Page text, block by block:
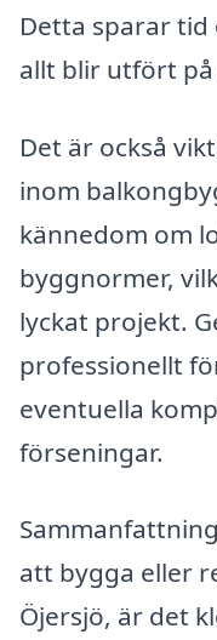
Detta sparar
allt blir utfört
Det är också
inom
kännedom om
byggnormer,
lyckat projekt.
professionellt
eventuella
förseningar.
att bygga eller
Öjersjö, är det